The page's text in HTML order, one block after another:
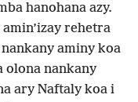
hanohana azy.
rehetra
nankany aminy koa
olona nankany
ary Naftaly koa i